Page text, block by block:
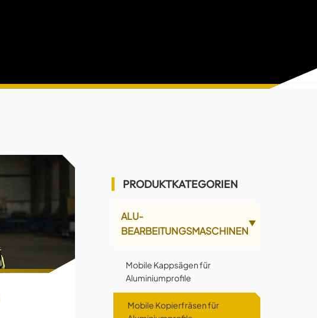
PRODUKTKATEGORIEN
ALU-
BEARBEITUNGSMASCHINEN
▲
Mobile Kappsägen für
Aluminiumprofile
Mobile Kopierfräsen für